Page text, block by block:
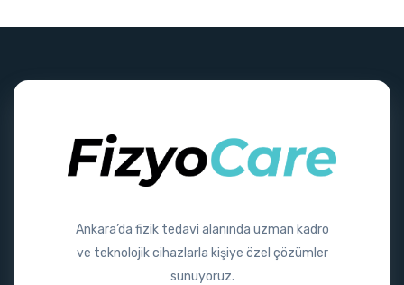
Ankara’da fizik tedavi alanında uzman kadro
ve teknolojik cihazlarla kişiye özel çözümler
sunuyoruz.